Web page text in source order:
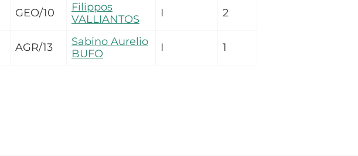
GEO/10
Filippos
VALLIANTOS
I 2
AGR/13
Sabino Aurelio
BUFO
I 1